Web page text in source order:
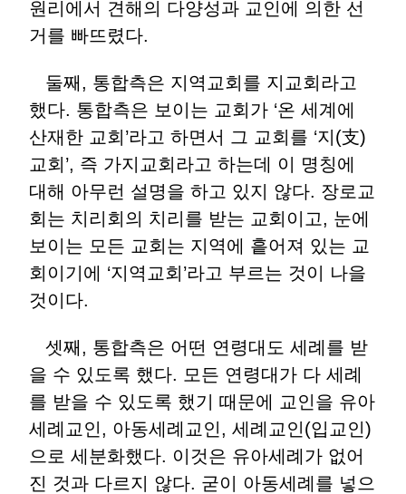
원리에서 견해의 다양성과 교인에 의한 선
거를 빠뜨렸다.
둘째, 통합측은 지역교회를 지교회라고
했다. 통합측은 보이는 교회가 ‘온 세계에
산재한 교회’라고 하면서 그 교회를 ‘지(支)
교회’, 즉 가지교회라고 하는데 이 명칭에
대해 아무런 설명을 하고 있지 않다. 장로교
회는 치리회의 치리를 받는 교회이고, 눈에
보이는 모든 교회는 지역에 흩어져 있는 교
회이기에 ‘지역교회’라고 부르는 것이 나을
것이다.
셋째, 통합측은 어떤 연령대도 세례를 받
을 수 있도록 했다. 모든 연령대가 다 세례
를 받을 수 있도록 했기 때문에 교인을 유아
세례교인, 아동세례교인, 세례교인(입교인)
으로 세분화했다. 이것은 유아세례가 없어
진 것과 다르지 않다. 굳이 아동세례를 넣으